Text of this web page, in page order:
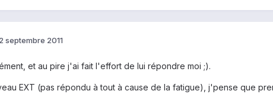
2 septembre 2011
et au pire j'ai fait l'effort de lui répondre moi ;).
EXT (pas répondu à tout à cause de la fatigue), j'pense que